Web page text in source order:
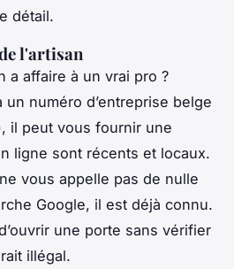
détail.
l'artisan
a affaire à un vrai pro ?
numéro d’entreprise belge
il peut vous fournir une
ligne sont récents et locaux.
vous appelle pas de nulle
Google, il est déjà connu.
une porte sans vérifier
illégal.